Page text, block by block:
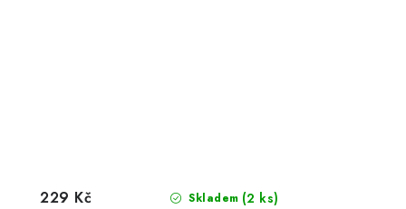
Skladem (2 ks)
229 Kč